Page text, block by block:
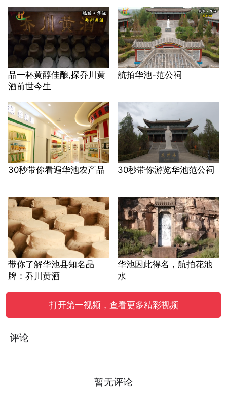
品一杯黄醇佳酿,探乔川黄
酒前世今生
航拍华池-范公祠
30秒带你看遍华池农产品 30秒带你游览华池范公祠
带你了解华池县知名品
牌：乔川黄酒
华池因此得名，航拍花池
水
打开第一视频，查看更多精彩视频
评论
暂无评论